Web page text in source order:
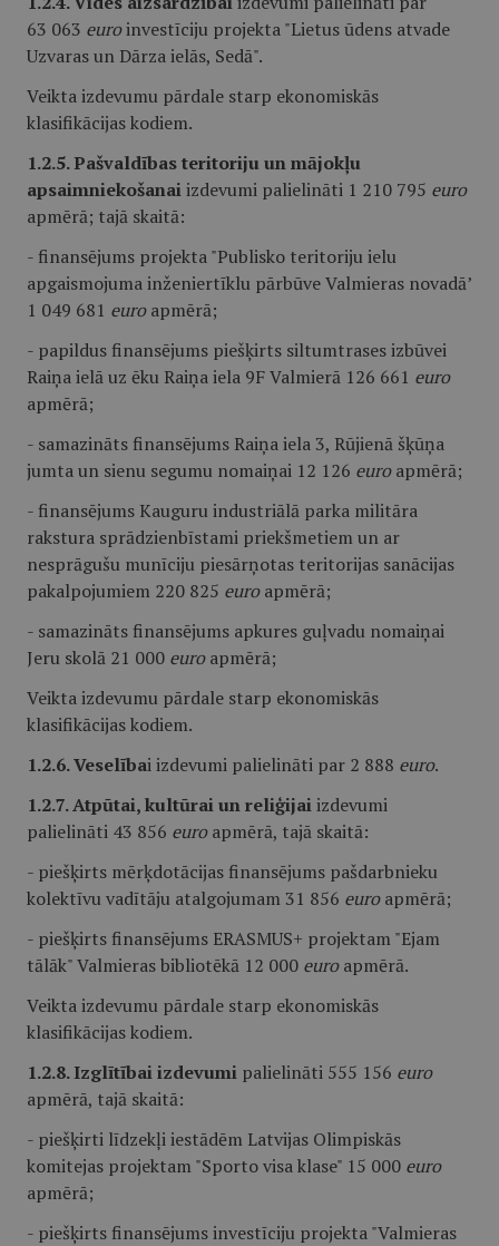
63 063 euroinvestīciju projekta "Lietus ūdens atvade
Uzvaras un Dārza ielās, Sedā".
Veikta izdevumu pārdale starp ekonomiskās
klasifikācijas kodiem.
1.2.5. Pašvaldības teritoriju un mājokļu
apsaimniekošanaiizdevumi palielināti 1 210 795 euro
apmērā; tajā skaitā:
- finansējums projekta "Publisko teritoriju ielu
apgaismojuma inženiertīklu pārbūve Valmieras novadā’
1 049 681 euroapmērā;
- papildus finansējums piešķirts siltumtrases izbūvei
Raiņa ielā uz ēku Raiņa iela 9F Valmierā 126 661 euro
apmērā;
- samazināts finansējums Raiņa iela 3, Rūjienā šķūņa
jumta un sienu segumu nomaiņai 12 126 euroapmērā;
- finansējums Kauguru industriālā parka militāra
rakstura sprādzienbīstami priekšmetiem un ar
nesprāgušu munīciju piesārņotas teritorijas sanācijas
pakalpojumiem 220 825 euroapmērā;
- samazināts finansējums apkures guļvadu nomaiņai
Jeru skolā 21 000 euroapmērā;
Veikta izdevumu pārdale starp ekonomiskās
klasifikācijas kodiem.
1.2.6. Veselībai izdevumi palielināti par 2 888 euro.
1.2.7. Atpūtai, kultūrai un reliģijaiizdevumi
palielināti 43 856 euroapmērā, tajā skaitā:
- piešķirts mērķdotācijas finansējums pašdarbnieku
kolektīvu vadītāju atalgojumam 31 856 euroapmērā;
- piešķirts finansējums ERASMUS+ projektam "Ejam
tālāk" Valmieras bibliotēkā 12 000 euroapmērā.
Veikta izdevumu pārdale starp ekonomiskās
klasifikācijas kodiem.
1.2.8. Izglītībai izdevumi palielināti 555 156 euro
apmērā, tajā skaitā:
- piešķirti līdzekļi iestādēm Latvijas Olimpiskās
komitejas projektam "Sporto visa klase" 15 000 euro
apmērā;
- piešķirts finansējums investīciju projekta "Valmieras